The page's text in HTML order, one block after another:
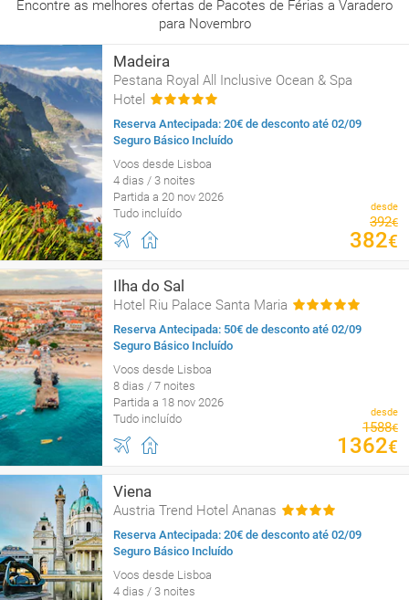
Encontre as melhores ofertas de Pacotes de Férias a Varadero
para Novembro
Madeira
Pestana Royal All Inclusive Ocean & Spa
Hotel
Reserva Antecipada: 20€ de desconto até 02/09
Seguro Básico Incluído
Voos desde Lisboa
4 dias / 3 noites
Partida a 20 nov 2026
Tudo incluído
desde
392€
382€
Ilha do Sal
Hotel Riu Palace Santa Maria
Reserva Antecipada: 50€ de desconto até 02/09
Seguro Básico Incluído
Voos desde Lisboa
8 dias / 7 noites
Partida a 18 nov 2026
Tudo incluído
desde
1588€
1362€
Viena
Austria Trend Hotel Ananas
Reserva Antecipada: 20€ de desconto até 02/09
Seguro Básico Incluído
Voos desde Lisboa
4 dias / 3 noites